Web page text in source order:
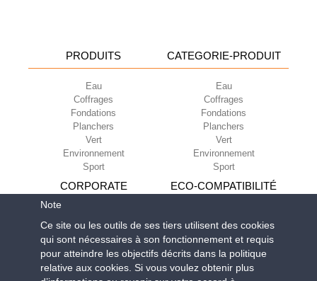
PRODUITS
Eau
Coffrages
Fondations
Planchers
Vert
Environnement
Sport
CATEGORIE-PRODUIT
Eau
Coffrages
Fondations
Planchers
Vert
Environnement
Sport
CORPORATE
Conditions de vente
À propos de nous
Newsletter
ECO-COMPATIBILITÉ
Note
Ce site ou les outils de ses tiers utilisent des cookies
qui sont nécessaires à son fonctionnement et requis
pour atteindre les objectifs décrits dans la politique
relative aux cookies. Si vous voulez obtenir plus